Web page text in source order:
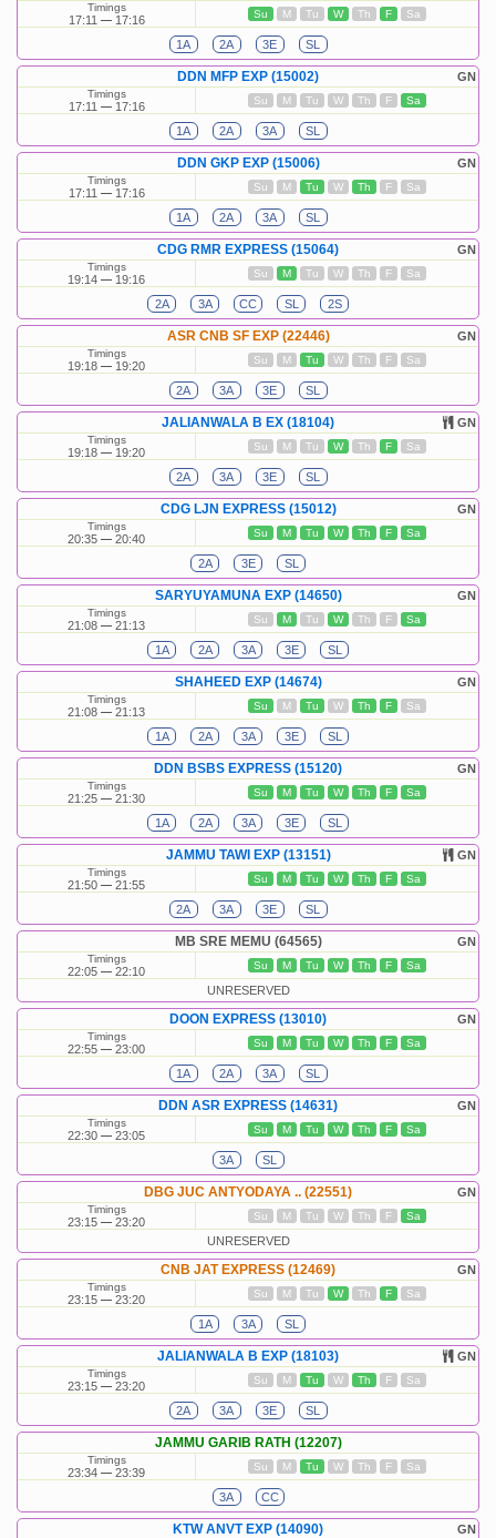
Timings
17:11 17:16 Su M Tu W Th F Sa
1A 2A 3E SL
GN
DDN MFP EXP (15002)
Timings
17:11 17:16 Su M Tu W Th F Sa
1A 2A 3A SL
GN
DDN GKP EXP (15006)
Timings
17:11 17:16 Su M Tu W Th F Sa
1A 2A 3A SL
GN
CDG RMR EXPRESS (15064)
Timings
19:14 19:16 Su M Tu W Th F Sa
2A 3A CC SL 2S
GN
ASR CNB SF EXP (22446)
Timings
19:18 19:20 Su M Tu W Th F Sa
2A 3A 3E SL
GN
JALIANWALA B EX (18104)
Timings
19:18 19:20 Su M Tu W Th F Sa
2A 3A 3E SL
GN
CDG LJN EXPRESS (15012)
Timings
20:35 20:40 Su M Tu W Th F Sa
2A 3E SL
GN
SARYUYAMUNA EXP (14650)
Timings
21:08 21:13 Su M Tu W Th F Sa
1A 2A 3A 3E SL
GN
SHAHEED EXP (14674)
Timings
21:08 21:13 Su M Tu W Th F Sa
1A 2A 3A 3E SL
GN
DDN BSBS EXPRESS (15120)
Timings
21:25 21:30 Su M Tu W Th F Sa
1A 2A 3A 3E SL
GN
JAMMU TAWI EXP (13151)
Timings
21:50 21:55 Su M Tu W Th F Sa
2A 3A 3E SL
GN
MB SRE MEMU (64565)
Timings
22:05 22:10 Su M Tu W Th F Sa
UNRESERVED
GN
DOON EXPRESS (13010)
Timings
22:55 23:00 Su M Tu W Th F Sa
1A 2A 3A SL
GN
DDN ASR EXPRESS (14631)
Timings
22:30 23:05 Su M Tu W Th F Sa
3A SL
GN
DBG JUC ANTYODAYA .. (22551)
Timings
23:15 23:20 Su M Tu W Th F Sa
UNRESERVED
GN
CNB JAT EXPRESS (12469)
Timings
23:15 23:20 Su M Tu W Th F Sa
1A 3A SL
GN
JALIANWALA B EXP (18103)
Timings
23:15 23:20 Su M Tu W Th F Sa
2A 3A 3E SL
JAMMU GARIB RATH (12207)
Timings
23:34 23:39 Su M Tu W Th F Sa
3A CC
GN
KTW ANVT EXP (14090)